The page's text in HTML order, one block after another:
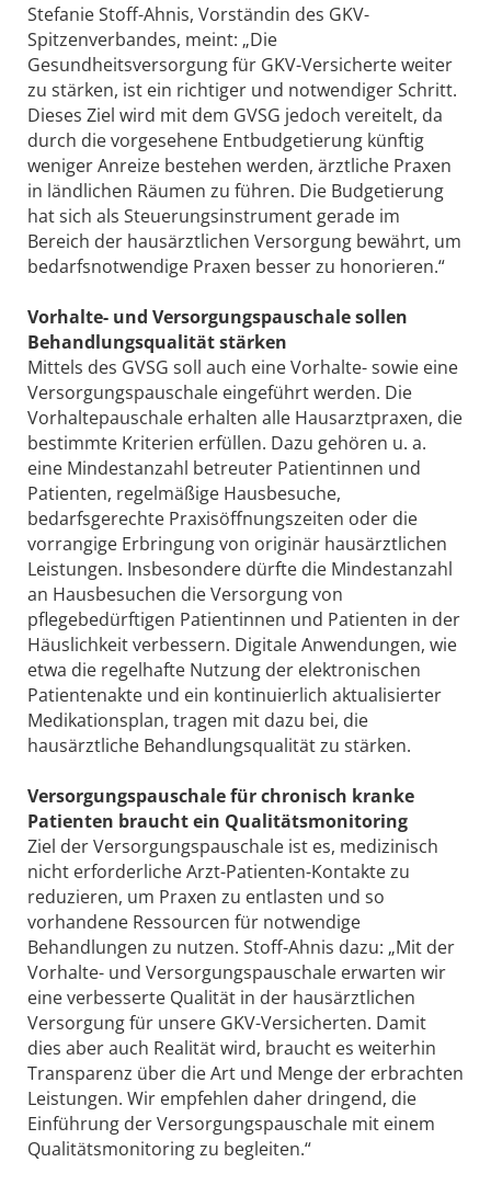
Stefanie Stoff-Ahnis, Vorständin des GKV-
Spitzenverbandes, meint: „Die
Gesundheitsversorgung für GKV-Versicherte weiter
zu stärken, ist ein richtiger und notwendiger Schritt.
Dieses Ziel wird mit dem GVSG jedoch vereitelt, da
durch die vorgesehene Entbudgetierung künftig
weniger Anreize bestehen werden, ärztliche Praxen
in ländlichen Räumen zu führen. Die Budgetierung
hat sich als Steuerungsinstrument gerade im
Bereich der hausärztlichen Versorgung bewährt, um
bedarfsnotwendige Praxen besser zu honorieren.“
Vorhalte- und Versorgungspauschale sollen
Behandlungsqualität stärken
Mittels des GVSG soll auch eine Vorhalte- sowie eine
Versorgungspauschale eingeführt werden. Die
Vorhaltepauschale erhalten alle Hausarztpraxen, die
bestimmte Kriterien erfüllen. Dazu gehören u. a.
eine Mindestanzahl betreuter Patientinnen und
Patienten, regelmäßige Hausbesuche,
bedarfsgerechte Praxisöffnungszeiten oder die
vorrangige Erbringung von originär hausärztlichen
Leistungen. Insbesondere dürfte die Mindestanzahl
an Hausbesuchen die Versorgung von
pflegebedürftigen Patientinnen und Patienten in der
Häuslichkeit verbessern. Digitale Anwendungen, wie
etwa die regelhafte Nutzung der elektronischen
Patientenakte und ein kontinuierlich aktualisierter
Medikationsplan, tragen mit dazu bei, die
hausärztliche Behandlungsqualität zu stärken.
Versorgungspauschale für chronisch kranke
Patienten braucht ein Qualitätsmonitoring
Ziel der Versorgungspauschale ist es, medizinisch
nicht erforderliche Arzt-Patienten-Kontakte zu
reduzieren, um Praxen zu entlasten und so
vorhandene Ressourcen für notwendige
Behandlungen zu nutzen. Stoff-Ahnis dazu: „Mit der
Vorhalte- und Versorgungspauschale erwarten wir
eine verbesserte Qualität in der hausärztlichen
Versorgung für unsere GKV-Versicherten. Damit
dies aber auch Realität wird, braucht es weiterhin
Transparenz über die Art und Menge der erbrachten
Leistungen. Wir empfehlen daher dringend, die
Einführung der Versorgungspauschale mit einem
Qualitätsmonitoring zu begleiten.“